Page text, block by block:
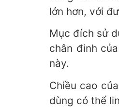
lớn hơn, với
Mục đích sử
chân đinh
này.
Chiều cao
dùng có thể